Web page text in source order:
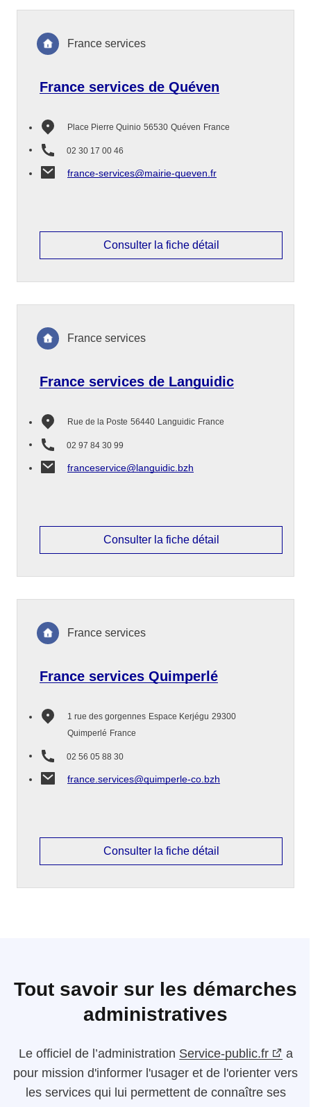
France services de Quéven
Place Pierre Quinio 56530 Quéven France
02 30 17 00 46
france-services@mairie-queven.fr
France services
Consulter la fiche détail
France services de Languidic
Rue de la Poste 56440 Languidic France
02 97 84 30 99
franceservice@languidic.bzh
France services
Consulter la fiche détail
France services Quimperlé
1 rue des gorgennes Espace Kerjégu 29300
Quimperlé France
02 56 05 88 30
france.services@quimperle-co.bzh
France services
Consulter la fiche détail
Tout savoir sur les démarches
administratives
Le officiel de l’administration Service-public.fr
a
pour mission d'informer l'usager et de l'orienter vers
les services qui lui permettent de connaître ses